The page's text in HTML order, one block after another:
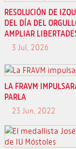
RESOLUCIÓN DE
DEL DÍA DEL
AMPLIAR
3 Jul, 2026
LA FRAVM
PARLA
23 Jun, 2022